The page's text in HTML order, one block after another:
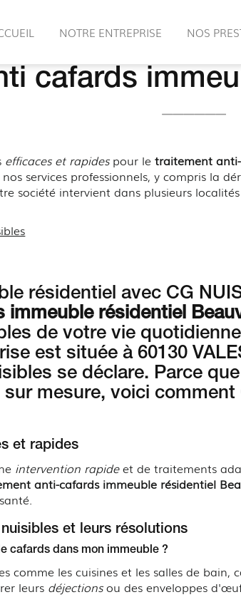
NOTRE ENTREPRISE NOS
cafards
efficaces et rapidespour letraitement
services professionnels, y compris la
société intervient dans plusieurs
résidentiel avec CG
immeuble résidentiel
de votre vie
est située à 60130
se déclare. Parce
mesure, voici
et rapides
intervention rapideet de traitements
anti-cafards immeuble résidentiel
et leurs résolutions
cafards dans mon immeuble ?
comme les cuisines et les salles de
leurs déjectionsou des enveloppes